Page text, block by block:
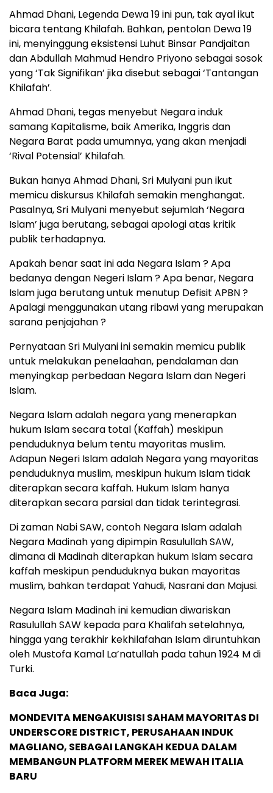
Ahmad Dhani, Legenda Dewa 19 ini pun, tak ayal ikut
bicara tentang Khilafah. Bahkan, pentolan Dewa 19
ini, menyinggung eksistensi Luhut Binsar Pandjaitan
dan Abdullah Mahmud Hendro Priyono sebagai sosok
yang ‘Tak Signifikan’ jika disebut sebagai ‘Tantangan
Khilafah’.
Ahmad Dhani, tegas menyebut Negara induk
samang Kapitalisme, baik Amerika, Inggris dan
Negara Barat pada umumnya, yang akan menjadi
‘Rival Potensial’ Khilafah.
Bukan hanya Ahmad Dhani, Sri Mulyani pun ikut
memicu diskursus Khilafah semakin menghangat.
Pasalnya, Sri Mulyani menyebut sejumlah ‘Negara
Islam’ juga berutang, sebagai apologi atas kritik
publik terhadapnya.
Apakah benar saat ini ada Negara Islam ? Apa
bedanya dengan Negeri Islam ? Apa benar, Negara
Islam juga berutang untuk menutup Defisit APBN ?
Apalagi menggunakan utang ribawi yang merupakan
sarana penjajahan ?
Pernyataan Sri Mulyani ini semakin memicu publik
untuk melakukan penelaahan, pendalaman dan
menyingkap perbedaan Negara Islam dan Negeri
Islam.
Negara Islam adalah negara yang menerapkan
hukum Islam secara total (Kaffah) meskipun
penduduknya belum tentu mayoritas muslim.
Adapun Negeri Islam adalah Negara yang mayoritas
penduduknya muslim, meskipun hukum Islam tidak
diterapkan secara kaffah. Hukum Islam hanya
diterapkan secara parsial dan tidak terintegrasi.
Di zaman Nabi SAW, contoh Negara Islam adalah
Negara Madinah yang dipimpin Rasulullah SAW,
dimana di Madinah diterapkan hukum Islam secara
kaffah meskipun penduduknya bukan mayoritas
muslim, bahkan terdapat Yahudi, Nasrani dan Majusi.
Negara Islam Madinah ini kemudian diwariskan
Rasulullah SAW kepada para Khalifah setelahnya,
hingga yang terakhir kekhilafahan Islam diruntuhkan
oleh Mustofa Kamal La’natullah pada tahun 1924 M di
Turki.
Baca Juga:
MONDEVITA MENGAKUISISI SAHAM MAYORITAS DI
UNDERSCORE DISTRICT, PERUSAHAAN INDUK
MAGLIANO, SEBAGAI LANGKAH KEDUA DALAM
MEMBANGUN PLATFORM MEREK MEWAH ITALIA
BARU